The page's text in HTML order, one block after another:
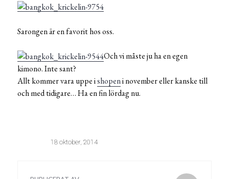
Sarongen är en favorit hos oss.
Och vi måste ju ha en egen
kimono. Inte sant?
Allt kommer vara uppe ishopeni november eller kanske till
och med tidigare… Ha en fin lördag nu.
18 oktober, 2014